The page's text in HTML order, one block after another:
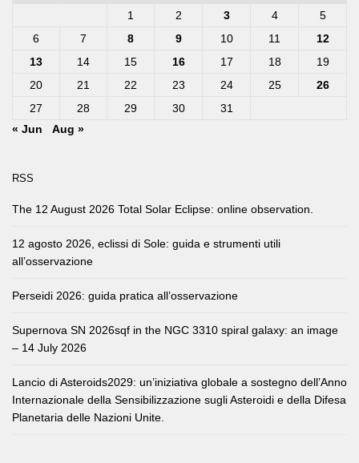
1
2 3 4
5
6
7 8 9 10 11
12
13
14 15 16 17 18
19
20
21 22 23 24 25
26
27
28 29 30
31
« Jun
Aug »
RSS
The 12 August 2026 Total Solar Eclipse: online observation.
12 agosto 2026, eclissi di Sole: guida e strumenti utili
all’osservazione
Perseidi 2026: guida pratica all’osservazione
Supernova SN 2026sqf in the NGC 3310 spiral galaxy: an image
– 14 July 2026
Lancio di Asteroids2029: un’iniziativa globale a sostegno dell’Anno
Internazionale della Sensibilizzazione sugli Asteroidi e della Difesa
Planetaria delle Nazioni Unite.